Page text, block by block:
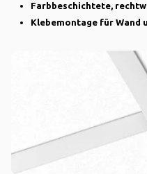
Farbbeschichtete,
Klebemontage für Wand